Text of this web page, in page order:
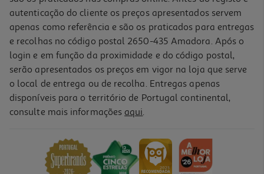
autenticação do cliente os preços apresentados servem
apenas como referência e são os praticados para entregas
e recolhas no código postal 2650-435 Amadora. Após o
login e em função da proximidade e do código postal,
serão apresentados os preços em vigor na loja que serve
o local de entrega ou de recolha. Entregas apenas
disponíveis para o território de Portugal continental,
consulte mais informações aqui.